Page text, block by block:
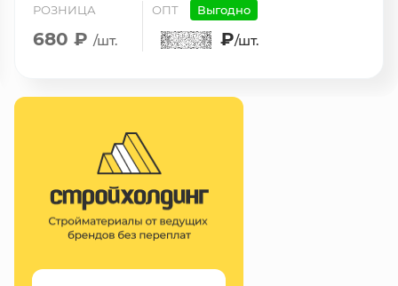
РОЗНИЦА
680 ₽ /шт.
ОПТ Выгодно
₽/шт.